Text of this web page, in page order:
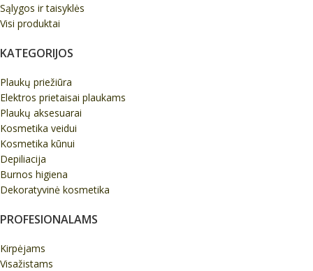
Sąlygos ir taisyklės
Visi produktai
KATEGORIJOS
Plaukų priežiūra
Elektros prietaisai plaukams
Plaukų aksesuarai
Kosmetika veidui
Kosmetika kūnui
Depiliacija
Burnos higiena
Dekoratyvinė kosmetika
PROFESIONALAMS
Kirpėjams
Visažistams